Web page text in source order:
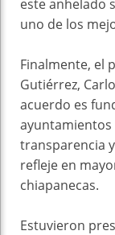
este anhelado
uno de los
Finalmente, el
Gutiérrez,
acuerdo es
ayuntamientos
transparencia
refleje en
chiapanecas.
Estuvieron